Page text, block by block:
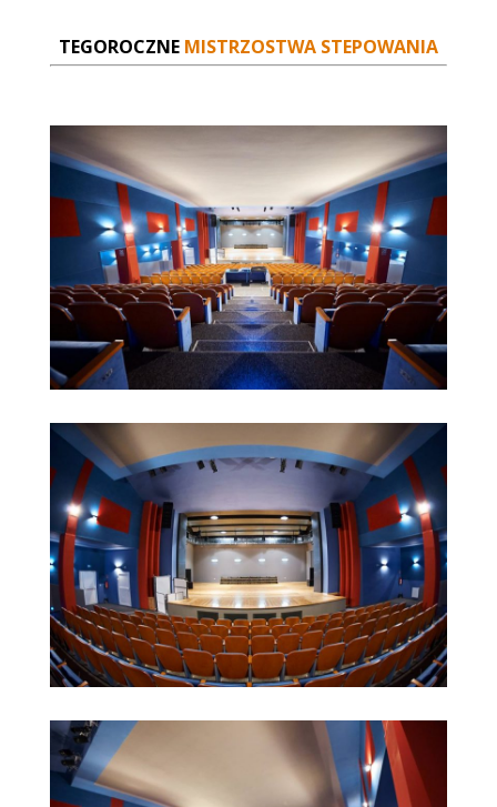
TEGOROCZNEMISTRZOSTWA STEPOWANIA